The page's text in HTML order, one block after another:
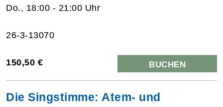
Do., 18:00 - 21:00 Uhr
26-3-13070
150,50 € BUCHEN
Die Singstimme: Atem- und